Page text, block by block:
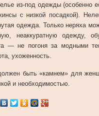
из-под одежды (особенно
с низкой посадкой).
одежда. Только неряха
неаккуратную одежду,
— не погоня за модными
ухоженность.
быть «камнем» для
и необходимостью.